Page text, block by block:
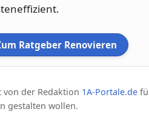
Ratgeber Renovieren
von der Redaktion 1A-Portale.de
gestalten wollen.